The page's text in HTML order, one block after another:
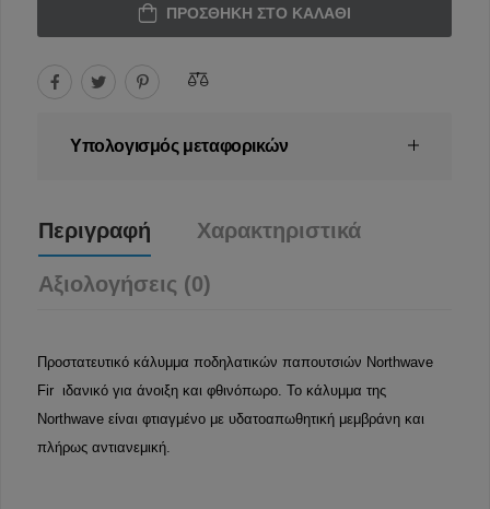
ΠΡΟΣΘΉΚΗ ΣΤΟ ΚΑΛΆΘΙ
Υπολογισμός μεταφορικών
Περιγραφή Χαρακτηριστικά
Αξιολογήσεις (0)
Προστατευτικό κάλυμμα ποδηλατικών παπουτσιών Northwave
Fir ιδανικό για άνοιξη και φθινόπωρο. Το κάλυμμα της
Northwave είναι φτιαγμένο με υδατοαπωθητική μεμβράνη και
πλήρως αντιανεμική.